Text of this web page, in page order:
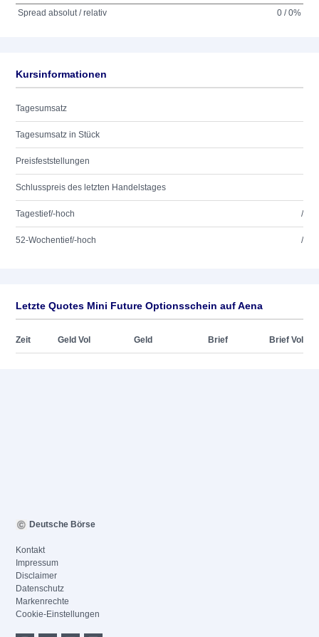
Spread absolut / relativ
0 / 0%
Kursinformationen
Tagesumsatz
Tagesumsatz in Stück
Preisfeststellungen
Schlusspreis des letzten Handelstages
Tagestief/-hoch /
52-Wochentief/-hoch /
Letzte Quotes Mini Future Optionsschein auf Aena
Zeit Geld Vol Geld Brief Brief Vol
Deutsche Börse
Kontakt
Impressum
Disclaimer
Datenschutz
Markenrechte
Cookie-Einstellungen